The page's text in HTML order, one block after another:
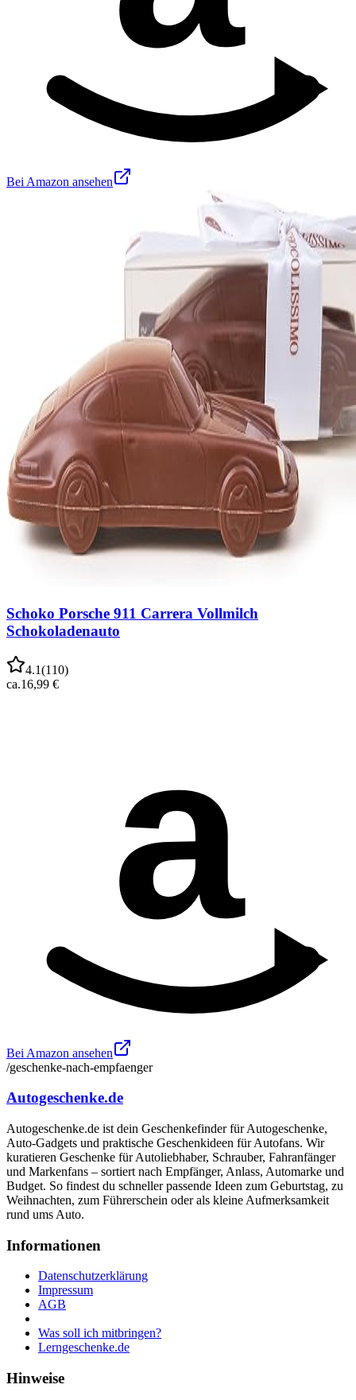
Bei Amazon ansehen
Schoko Porsche 911 Carrera Vollmilch
Schokoladenauto
4.1(110)
ca.16,99 €
a
Bei Amazon ansehen
/geschenke-nach-empfaenger
Autogeschenke.de
Autogeschenke.de ist dein Geschenkefinder für Autogeschenke,
Auto-Gadgets und praktische Geschenkideen für Autofans. Wir
kuratieren Geschenke für Autoliebhaber, Schrauber, Fahranfänger
und Markenfans – sortiert nach Empfänger, Anlass, Automarke und
Budget. So findest du schneller passende Ideen zum Geburtstag, zu
Weihnachten, zum Führerschein oder als kleine Aufmerksamkeit
rund ums Auto.
Informationen
Datenschutzerklärung
Impressum
AGB
Was soll ich mitbringen?
Lerngeschenke.de
Hinweise